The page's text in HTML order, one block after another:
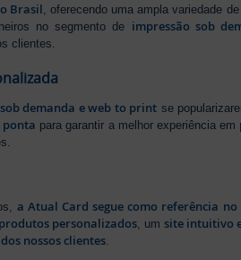
Brasil, oferecendo uma ampla variedade
no segmento de impressão sob
clientes.
demanda e web to print se
ponta para garantir a melhor experiência em
a Atual Card segue como referência
personalizados , um site intuitivo
nossos clientes